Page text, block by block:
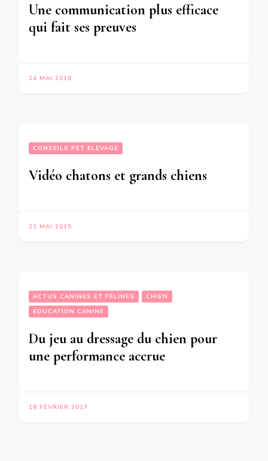
Une communication plus efficace
qui fait ses preuves
24 MAI 2018
CONSEILS PET ELEVAGE
Vidéo chatons et grands chiens
21 MAI 2015
ACTUS CANINES ET FÉLINES
CHIEN
EDUCATION CANINE
Du jeu au dressage du chien pour
une performance accrue
18 FÉVRIER 2017